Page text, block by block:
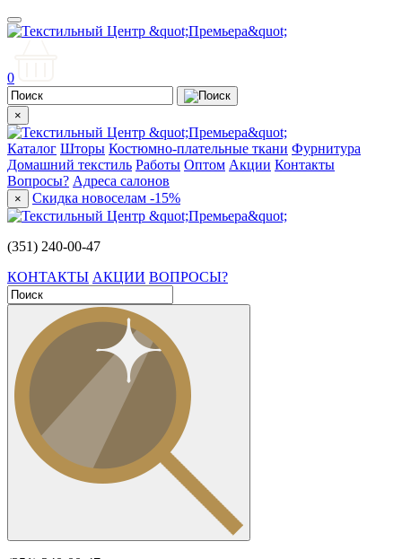
0
×
Каталог Шторы Костюмно-плательные ткани Фурнитура
Домашний текстиль Работы Оптом Акции Контакты
Вопросы? Адреса салонов
× Скидка новоселам -15%
(351) 240-00-47
КОНТАКТЫ АКЦИИ ВОПРОСЫ?